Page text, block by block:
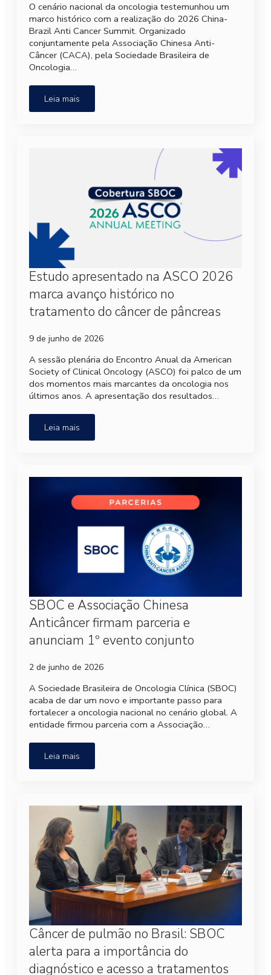
O cenário nacional da oncologia testemunhou um
marco histórico com a realização do 2026 China-
Brazil Anti Cancer Summit. Organizado
conjuntamente pela Associação Chinesa Anti-
Câncer (CACA), pela Sociedade Brasileira de
Oncologia…
Leia mais
Estudo apresentado na ASCO 2026
marca avanço histórico no
tratamento do câncer de pâncreas
9 de junho de 2026
A sessão plenária do Encontro Anual da American
Society of Clinical Oncology (ASCO) foi palco de um
dos momentos mais marcantes da oncologia nos
últimos anos. A apresentação dos resultados…
Leia mais
SBOC e Associação Chinesa
Anticâncer firmam parceria e
anunciam 1º evento conjunto
2 de junho de 2026
A Sociedade Brasileira de Oncologia Clínica (SBOC)
acaba de dar um novo e importante passo para
fortalecer a oncologia nacional no cenário global. A
entidade firmou parceria com a Associação…
Leia mais
Câncer de pulmão no Brasil: SBOC
alerta para a importância do
diagnóstico e acesso a tratamentos